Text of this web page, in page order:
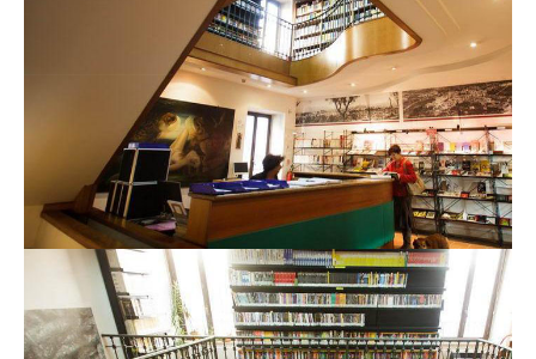
Cataloghi
Servizi
Attività
Iniziative e novità
Informazioni
Modulistica
Inviti alla lettura
F.A.Q